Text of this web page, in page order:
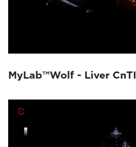
MyLab™Wolf - Liver CnTI